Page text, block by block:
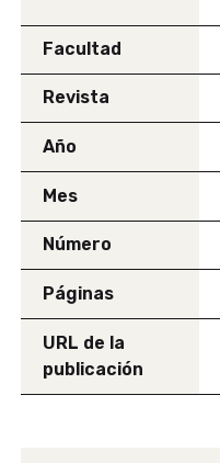
Facultad
Revista
Año
Mes
Número
Páginas
URL de la
publicación